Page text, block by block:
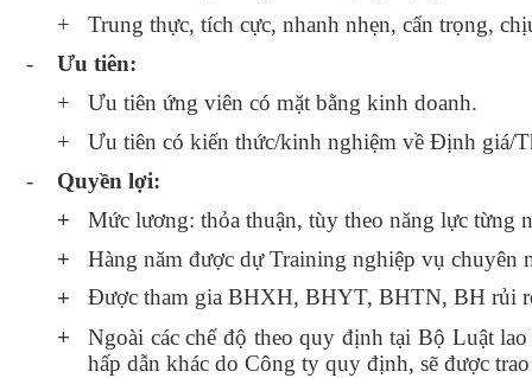
+
Trung thực, tích cực, nhanh nhẹn, cẩn trọng,
-
Ưu tiên:
+
Ưu tiên ứng viên có mặt bằng kinh doanh.
+
Ưu tiên có kiến thức/kinh nghiệm về Định giá/
-
Quyền lợi:
+
Mức lương: thỏa thuận, tùy theo năng lực từng
+
Hàng năm được dự Training nghiệp vụ chuyên
+
Được tham gia BHXH, BHYT, BHTN, BH rủi
+
Ngoài các chế độ theo quy định tại Bộ Luật
hấp dẫn khác do Công ty quy định, sẽ được